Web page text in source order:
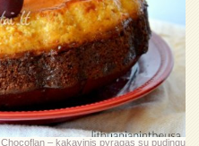
Chocoflan – kakavinis pyragas su pudingu